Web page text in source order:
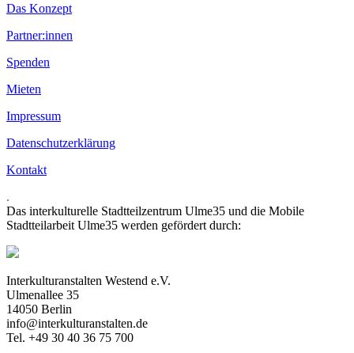
Das Konzept
Partner:innen
Spenden
Mieten
Impressum
Datenschutzerklärung
Kontakt
.
Das interkulturelle Stadtteilzentrum Ulme35 und die Mobile
Stadtteilarbeit Ulme35 werden gefördert durch:
Interkulturanstalten Westend e.V.
Ulmenallee 35
14050 Berlin
info@interkulturanstalten.de
Tel. +49 30 40 36 75 700